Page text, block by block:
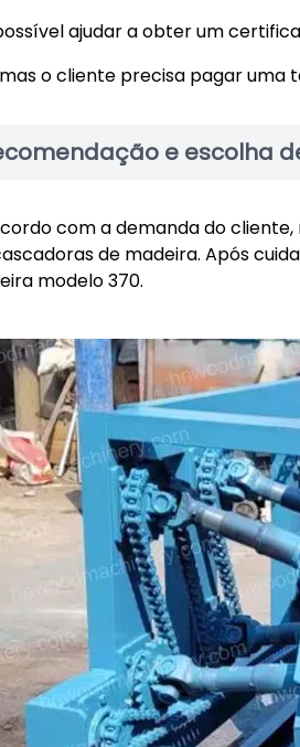
ajudar a obter um
o cliente precisa pagar uma
e escolha
com a demanda do
de madeira. Após
modelo 370.